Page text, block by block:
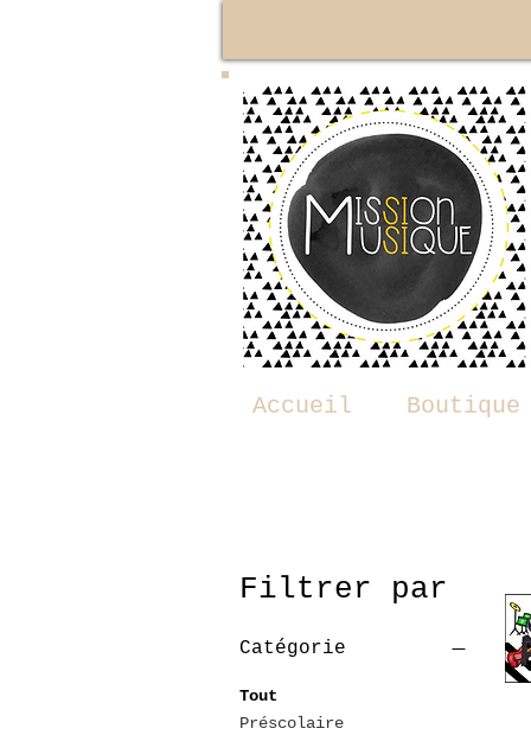
Accueil Boutique
Filtrer par
Catégorie
Tout
Préscolaire